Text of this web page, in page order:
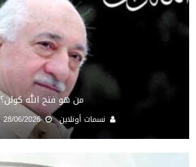
من هو فتح الله كولن؟
نسمات أونلاين 28/06/2026